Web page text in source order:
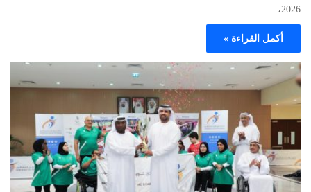
2026،…
أكمل القراءة »